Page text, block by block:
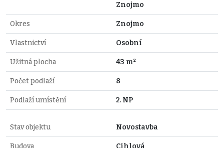
Znojmo
Okres Znojmo
Vlastnictví Osobní
Užitná plocha 43 m²
Počet podlaží 8
Podlaží umístění 2. NP
Stav objektu Novostavba